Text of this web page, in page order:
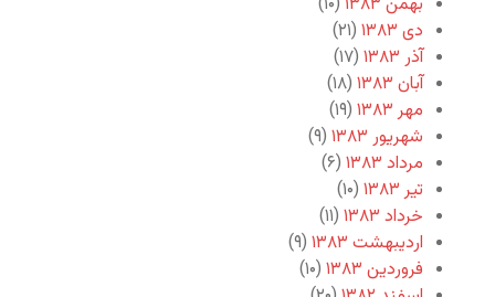
دی ۱۳۸۳
(۲۱)
آذر ۱۳۸۳
(۱۷)
آبان ۱۳۸۳
(۱۸)
مهر ۱۳۸۳
(۱۹)
شهریور ۱۳۸۳
(۹)
مرداد ۱۳۸۳
(۶)
تیر ۱۳۸۳
(۱۰)
خرداد ۱۳۸۳
(۱۱)
اردیبهشت ۱۳۸۳
(۹)
فروردین ۱۳۸۳
(۱۰)